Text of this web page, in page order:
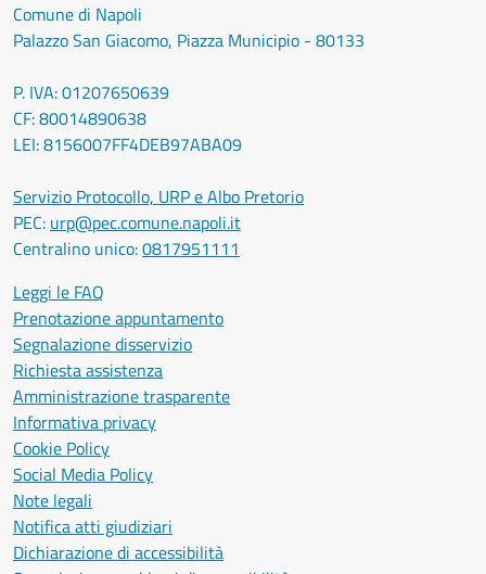
Comune di Napoli
Palazzo San Giacomo, Piazza Municipio - 80133
P. IVA: 01207650639
CF: 80014890638
LEI: 8156007FF4DEB97ABA09
Servizio Protocollo, URP e Albo Pretorio
PEC: urp@pec.comune.napoli.it
Centralino unico:0817951111
Leggi le FAQ
Prenotazione appuntamento
Segnalazione disservizio
Richiesta assistenza
Amministrazione trasparente
Informativa privacy
Cookie Policy
Social Media Policy
Note legali
Notifica atti giudiziari
Dichiarazione di accessibilità